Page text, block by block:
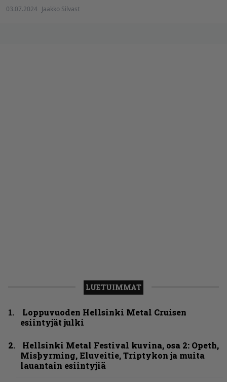
03.07.2024 Jaakko Silvast
LUETUIMMAT
Loppuvuoden Hellsinki Metal Cruisen
esiintyjät julki
Hellsinki Metal Festival kuvina, osa 2: Opeth,
Misþyrming, Eluveitie, Triptykon ja muita
lauantain esiintyjiä